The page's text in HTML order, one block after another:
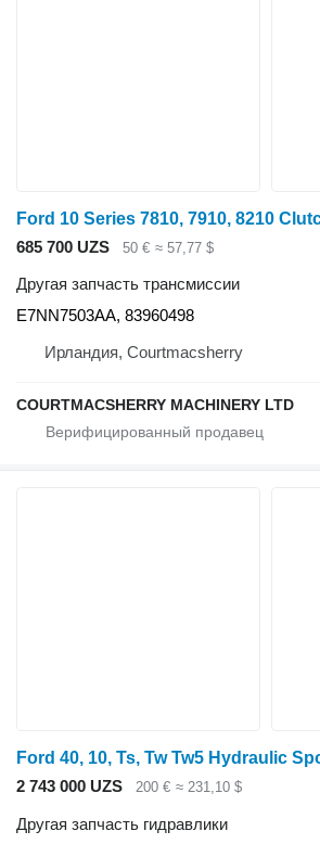
685 700 UZS 50 € ≈ 57,77 $
Другая запчасть трансмиссии
E7NN7503AA, 83960498
Ирландия, Courtmacsherry
COURTMACSHERRY MACHINERY LTD
2 743 000 UZS 200 € ≈ 231,10 $
Другая запчасть гидравлики